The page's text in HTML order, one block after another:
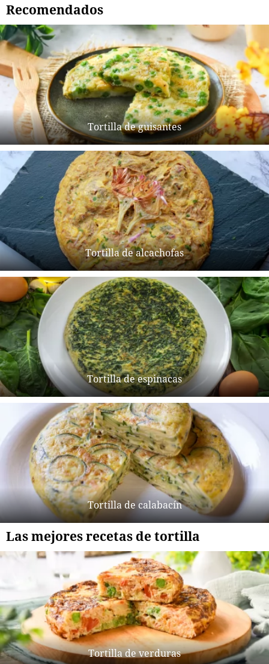
Recomendados
Tortilla de guisantes
Tortilla de alcachofas
Tortilla de espinacas
Tortilla de calabacín
Las mejores recetas de tortilla
Tortilla de verduras